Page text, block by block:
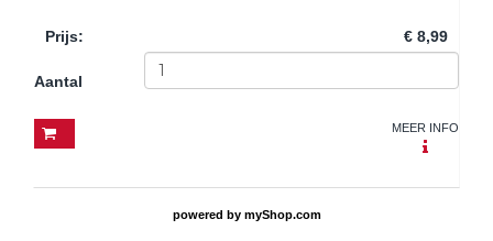
Prijs: € 8,99
Aantal
MEER INFO
powered by myShop.com